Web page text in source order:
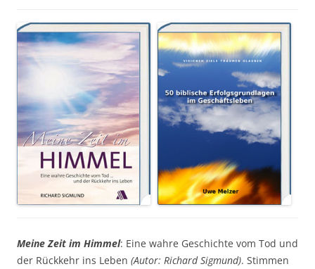
Meine Zeit im Himmel: Eine wahre Geschichte vom Tod und
der Rückkehr ins Leben (Autor: Richard Sigmund). Stimmen